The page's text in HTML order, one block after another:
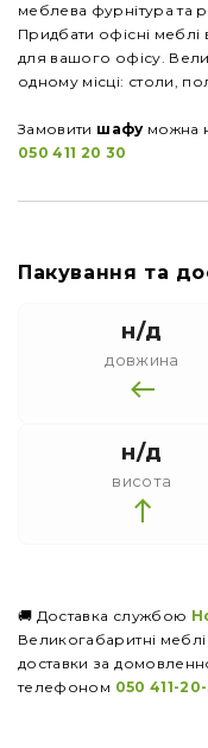
меблева фурнітура та
Придбати офісні меблі
для вашого офісу.
одному місці: столи,
Замовити шафуможна
050 411 20 30
Пакування та
н/д
довжина
н/д
висота
🚚 Доставка службою
Великогабаритні
доставки за
телефоном 050 411-